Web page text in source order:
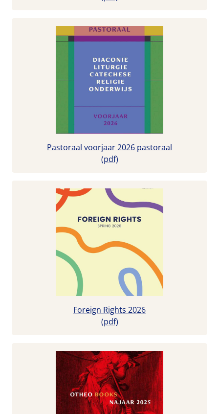
Pastoraal voorjaar 2026 pastoraal
(pdf)
Foreign Rights 2026
(pdf)